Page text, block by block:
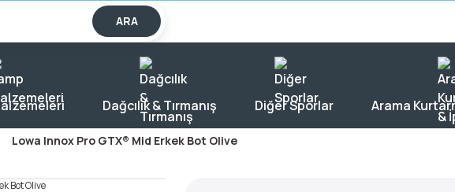
KARGO BEDAVA!
ARA
Dağcılık & Tırmanış Diğer Sporlar Arama
Lowa Innox Pro GTX® Mid Erkek Bot Olive